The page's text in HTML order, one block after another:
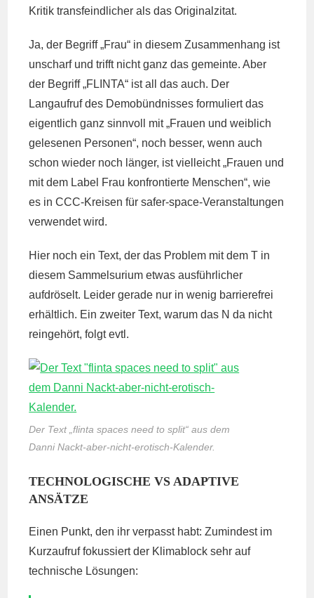
Kritik transfeindlicher als das Originalzitat.
Ja, der Begriff „Frau“ in diesem Zusammenhang ist
unscharf und trifft nicht ganz das gemeinte. Aber
der Begriff „FLINTA“ ist all das auch. Der
Langaufruf des Demobündnisses formuliert das
eigentlich ganz sinnvoll mit „Frauen und weiblich
gelesenen Personen“, noch besser, wenn auch
schon wieder noch länger, ist vielleicht „Frauen und
mit dem Label Frau konfrontierte Menschen“, wie
es in CCC-Kreisen für safer-space-Veranstaltungen
verwendet wird.
Hier noch ein Text, der das Problem mit dem T in
diesem Sammelsurium etwas ausführlicher
aufdröselt. Leider gerade nur in wenig barrierefrei
erhältlich. Ein zweiter Text, warum das N da nicht
reingehört, folgt evtl.
Der Text „flinta spaces need to split“ aus dem
Danni Nackt-aber-nicht-erotisch-Kalender.
TECHNOLOGISCHE VS ADAPTIVE
ANSÄTZE
Einen Punkt, den ihr verpasst habt: Zumindest im
Kurzaufruf fokussiert der Klimablock sehr auf
technische Lösungen: